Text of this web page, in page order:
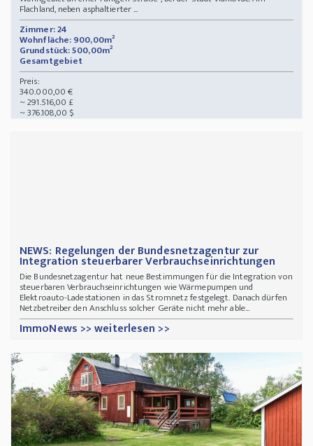
Flachland, neben asphaltierter ...
Zimmer: 24
Wohnfläche: 900,00m²
Grundstück: 500,00m²
Gesamtgebiet
Preis:
340.000,00 €
~ 291.516,00 £
~ 376.108,00 $
NEWS: Regelungen der Bundesnetzagentur zur
Integration steuerbarer Verbrauchseinrichtungen
Die Bundesnetzagentur hat neue Bestimmungen für die Integration von
steuerbaren Verbrauchseinrichtungen wie Wärmepumpen und
Elektroauto-Ladestationen in das Stromnetz festgelegt. Danach dürfen
Netzbetreiber den Anschluss solcher Geräte nicht mehr able...
ImmoNews >> weiterlesen >>